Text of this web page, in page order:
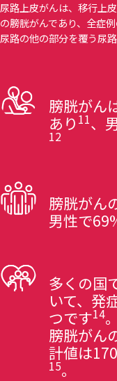
尿路上皮がんは、移行上
の膀胱がんであり、全症
尿路の他の部分を覆う尿
膀胱がん
あり 11、
12
膀胱がん
男性で
多くの国
いて、発
つです14
膀胱がん
計値は
15。